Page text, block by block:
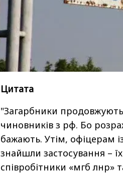
Цитата
"Загарбники
чиновників з рф. Бо
бажають. Утім, офіцерам
знайшли застосування –
співробітники «мгб лнр»